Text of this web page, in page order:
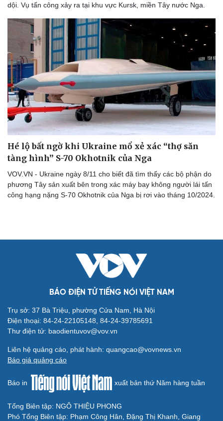
dội. Vụ tấn công xảy ra tại khu vực Kursk, miền Tây nước Nga.
Hé lộ bất ngờ khi Ukraine mổ xẻ xác “thợ săn
tàng hình” S-70 Okhotnik của Nga
VOV.VN - Ukraine ngày 8/11 cho biết đã tìm thấy các bộ phận do
phương Tây sản xuất bên trong xác máy bay không người lái tấn
công hạng nặng S-70 Okhotnik của Nga bị rơi vào tháng 10/2024.
BÁO ĐIỆN TỬ TIẾNG NÓI VIỆT NAM
Trụ sở: 37 Bà Triệu, phường Cửa Nam, Hà Nội
Điện thoại: 84-24-22105148, 84-24-39785691
Thư điện tử: baodientuvov@vov.vn
Liên hệ quảng cáo, phát hành: quangcao@vovnews.vn
Báo giá quảng cáo
Báo in xuất bản thứ Năm hàng tuần
Tổng Biên tập: NGÔ THIỆU PHONG
Phó Tổng Biên tập: Phạm Công Hân, Đặng Thị Khanh, Giang